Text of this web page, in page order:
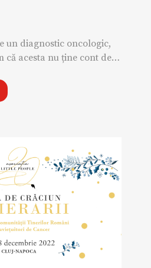
un diagnostic oncologic,
că acesta nu ține cont de…